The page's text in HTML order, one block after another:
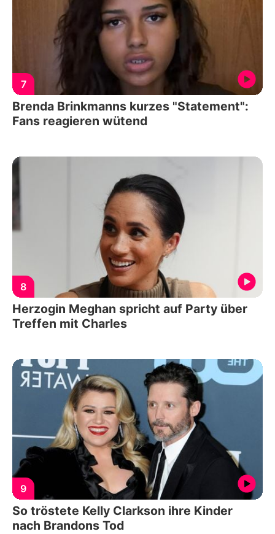
7
Brenda Brinkmanns kurzes "Statement":
Fans reagieren wütend
8
Herzogin Meghan spricht auf Party über
Treffen mit Charles
9
So tröstete Kelly Clarkson ihre Kinder
nach Brandons Tod